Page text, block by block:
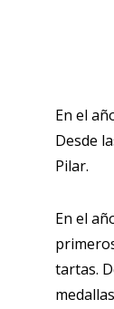
En el
Desde
Pilar.
En el
tartas.